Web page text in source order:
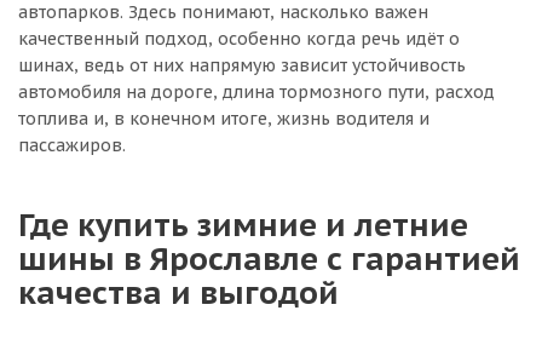
автопарков. Здесь понимают, насколько важен
качественный подход, особенно когда речь идёт о
шинах, ведь от них напрямую зависит устойчивость
автомобиля на дороге, длина тормозного пути, расход
топлива и, в конечном итоге, жизнь водителя и
пассажиров.
Где купить зимние и летние
шины в Ярославле с гарантией
качества и выгодой